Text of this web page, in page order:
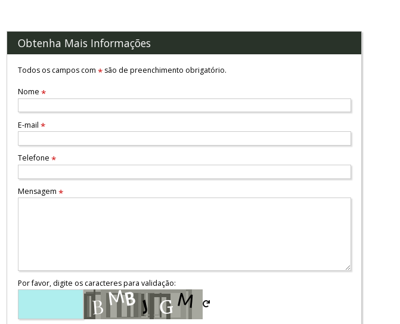
Obtenha Mais Informações
Todos os campos com *são de preenchimento obrigatório.
Nome *
E-mail *
Telefone *
Mensagem *
Por favor, digite os caracteres para validação: